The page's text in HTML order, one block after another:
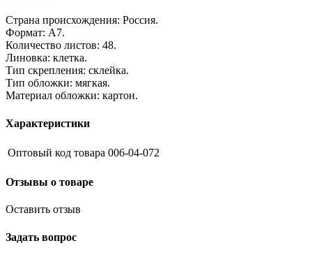
Страна происхождения: Россия.
Формат: А7.
Количество листов: 48.
Линовка: клетка.
Тип скрепления: склейка.
Тип обложки: мягкая.
Материал обложки: картон.
Характеристики
Оптовый код товара 006-04-072
Отзывы о товаре
Оставить отзыв
Задать вопрос